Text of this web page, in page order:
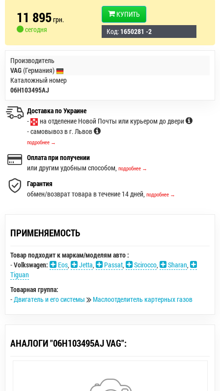
11 895грн.
сегодня
КУПИТЬ
Код: 1650281 -2
Производитель
VAG(Германия)
Каталожный номер
06H103495AJ
Доставка по Украине
-
на отделение Новой Почты или курьером до двери
- самовывоз в г. Львов
подробнее →
Оплата при получении
или другим удобным способом, подробнее →
Гарантия
обмен/возврат товара в течение 14 дней, подробнее →
ПРИМЕНЯЕМОСТЬ
Товар подходит к маркам/моделям авто :
-Volkswagen: Eos, Jetta, Passat, Scirocco, Sharan,
Tiguan
Товарная группа:
-Двигатель и его системы Маслоотделитель картерных газов
АНАЛОГИ "06H103495AJ VAG":